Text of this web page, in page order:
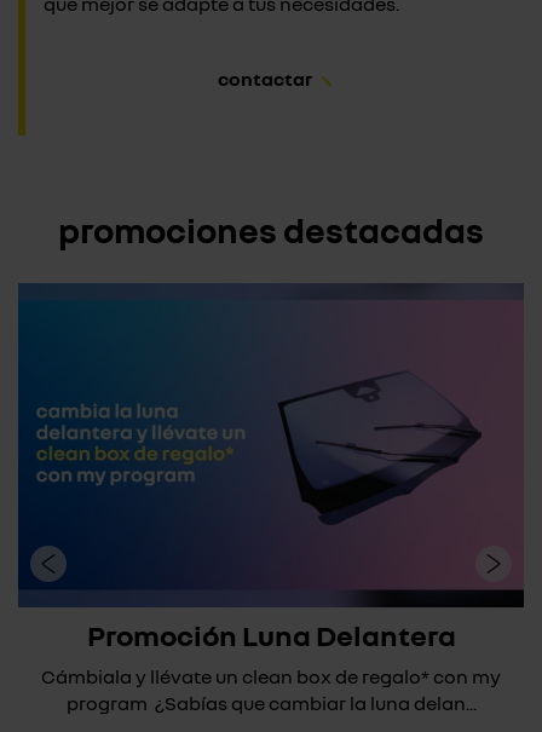
contactar
promociones destacadas
Promoción Luna Delantera
Cámbiala y llévate un clean box de regalo* con my
program ¿Sabías que cambiar la luna delan...